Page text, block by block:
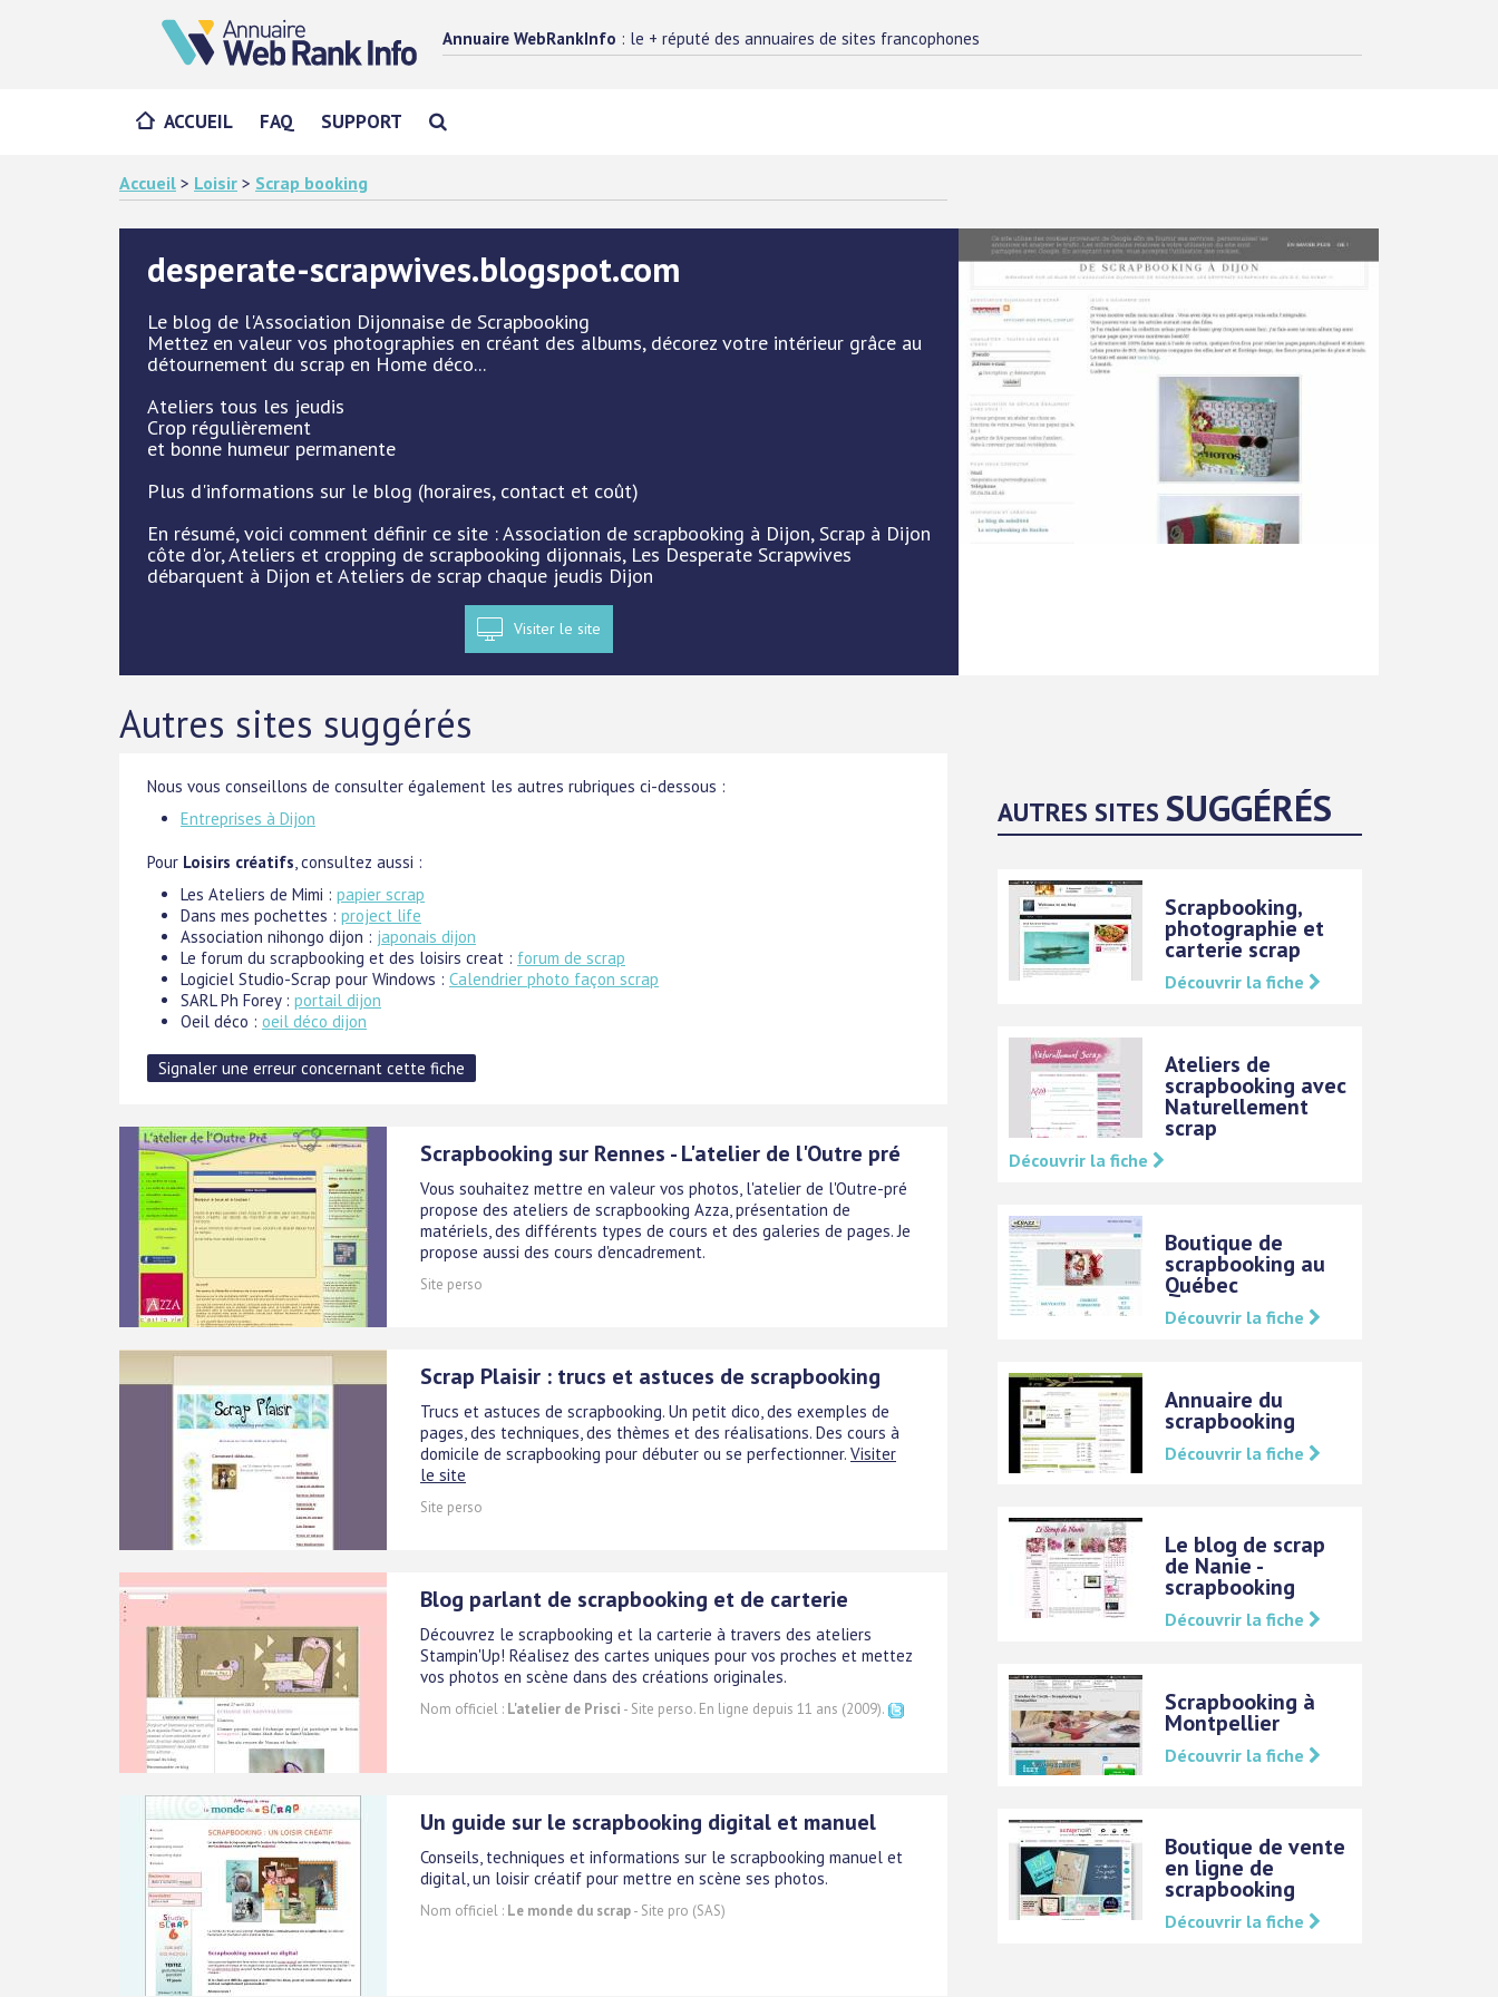
Annuaire WebRankInfo : le + réputé des annuaires de sites francophones
ACCUEIL FAQ SUPPORT
Accueil > Loisir > Scrap booking
desperate-scrapwives.blogspot.com
Le blog de l'Association Dijonnaise de Scrapbooking
Mettez en valeur vos photographies en créant des albums, décorez votre intérieur grâce au
détournement du scrap en Home déco...
Ateliers tous les jeudis
Crop régulièrement
et bonne humeur permanente
Plus d'informations sur le blog (horaires, contact et coût)
En résumé, voici comment définir ce site : Association de scrapbooking à Dijon, Scrap à Dijon
côte d'or, Ateliers et cropping de scrapbooking dijonnais, Les Desperate Scrapwives
débarquent à Dijon et Ateliers de scrap chaque jeudis Dijon
Visiter le site
Autres sites suggérés
Nous vous conseillons de consulter également les autres rubriques ci-dessous :
Entreprises à Dijon
Pour Loisirs créatifs , consultez aussi :
Les Ateliers de Mimi : papier scrap
Dans mes pochettes : project life
Association nihongo dijon : japonais dijon
Le forum du scrapbooking et des loisirs creat : forum de scrap
Logiciel Studio-Scrap pour Windows : Calendrier photo façon scrap
SARL Ph Forey : portail dijon
Oeil déco : oeil déco dijon
Scrapbooking sur Rennes - L'atelier de l'Outre pré
Vous souhaitez mettre en valeur vos photos, l'atelier de l'Outre-pré
propose des ateliers de scrapbooking Azza, présentation de
matériels, des différents types de cours et des galeries de pages. Je
propose aussi des cours d'encadrement.
Site perso
Scrap Plaisir : trucs et astuces de scrapbooking
Trucs et astuces de scrapbooking. Un petit dico, des exemples de
pages, des techniques, des thèmes et des réalisations. Des cours à
domicile de scrapbooking pour débuter ou se perfectionner. Visiter
le site
Site perso
Blog parlant de scrapbooking et de carterie
Découvrez le scrapbooking et la carterie à travers des ateliers
Stampin'Up! Réalisez des cartes uniques pour vos proches et mettez
vos photos en scène dans des créations originales.
Nom officiel : L'atelier de Prisci - Site perso. En ligne depuis 11 ans (2009).
Un guide sur le scrapbooking digital et manuel
Conseils, techniques et informations sur le scrapbooking manuel et
digital, un loisir créatif pour mettre en scène ses photos.
Nom officiel : Le monde du scrap- Site pro (SAS)
AUTRES SITESSUGGÉRÉS
Scrapbooking,
photographie et
carterie scrap
Découvrir la fiche
Ateliers de
scrapbooking avec
Naturellement
scrap
Découvrir la fiche
Boutique de
scrapbooking au
Québec
Découvrir la fiche
Annuaire du
scrapbooking
Découvrir la fiche
Le blog de scrap
de Nanie -
scrapbooking
Découvrir la fiche
Scrapbooking à
Montpellier
Découvrir la fiche
Boutique de vente
en ligne de
scrapbooking
Découvrir la fiche